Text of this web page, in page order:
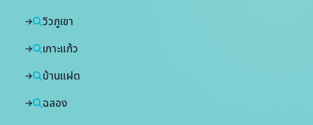
วิวภูเขา
เกาะแก้ว
บ้านแฝด
ฉลอง